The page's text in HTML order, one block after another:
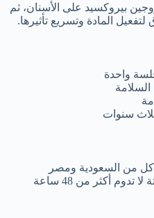
بيروكسيد على الأسنان، ثم
المادة وتسريع تأثيرها.
واحدة
سنوات
كل من السعودية ومصر
أكثر من 48 ساعة